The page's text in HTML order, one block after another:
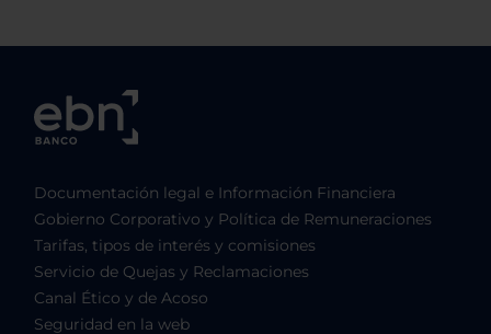
Documentación legal e Información Financiera
Gobierno Corporativo y Política de Remuneraciones
Tarifas, tipos de interés y comisiones
Servicio de Quejas y Reclamaciones
Canal Ético y de Acoso
Seguridad en la web